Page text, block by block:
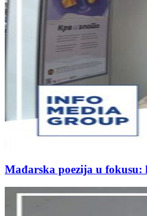
Mađarska poezija u fokusu: